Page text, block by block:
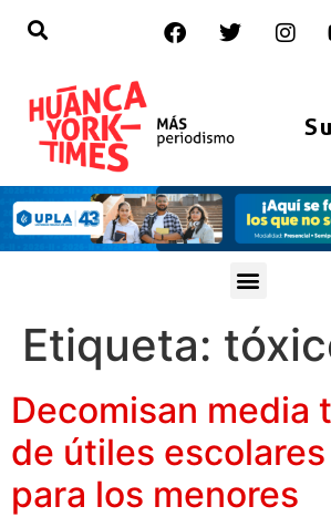
Etiqueta:
Decomisan media
de útiles
para los menores